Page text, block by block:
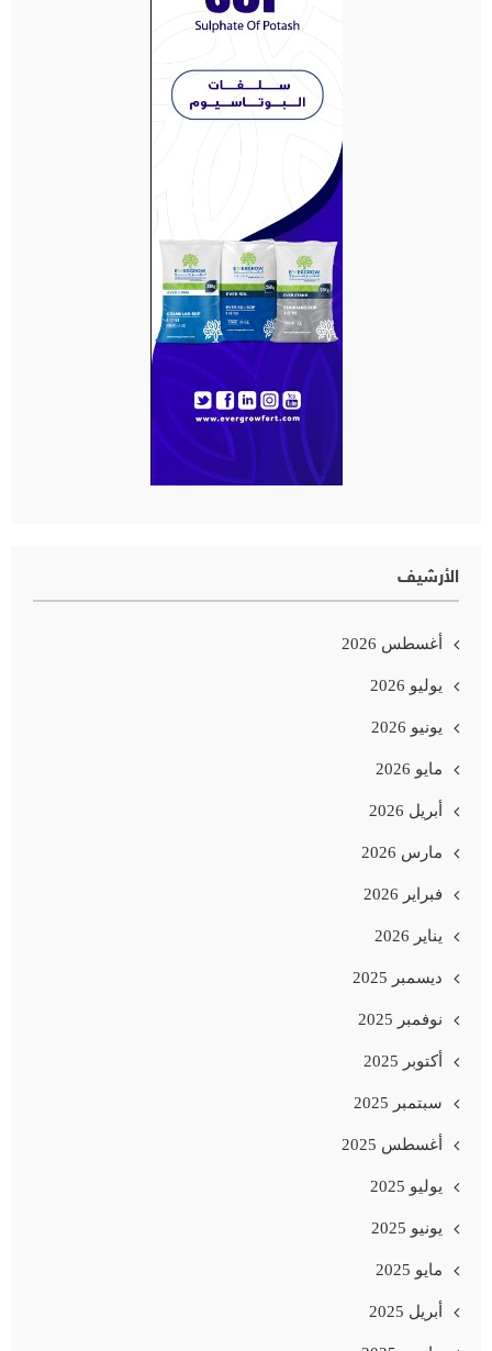
الأرشيف
أغسطس 2026
يوليو 2026
يونيو 2026
مايو 2026
أبريل 2026
مارس 2026
فبراير 2026
يناير 2026
ديسمبر 2025
نوفمبر 2025
أكتوبر 2025
سبتمبر 2025
أغسطس 2025
يوليو 2025
يونيو 2025
مايو 2025
أبريل 2025